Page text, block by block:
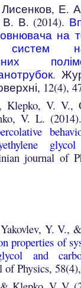
Е.
В. (2014).
на
систем
.
12(4),
Klepko, V. V.,
V. L. (2014).
journal of
Y. V.,
properties of
and
of Physics,